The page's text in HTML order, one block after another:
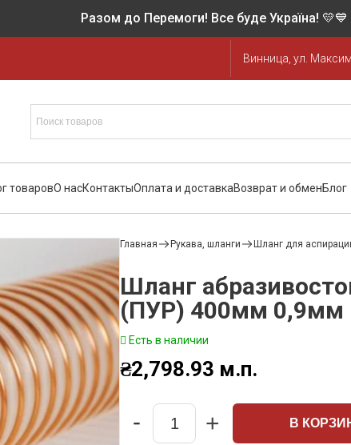
Разом до Перемоги! Все буде Україна! 💛💙
Винница, ул.
товаровО насКонтактыОплата и доставкаВозврат и обменБлог
Главная Рукава, шланги Шланг для
Шланг
(ПУР) 400мм 0,9мм
Есть в наличии
₴2,798.93 м.п.
Quantity
- + В